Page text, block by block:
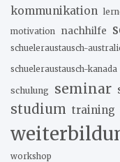
kommunikation
motivation nachhilfe
schueleraustausch-
schueleraustausch-kanada
schulung seminar
studium training
workshop